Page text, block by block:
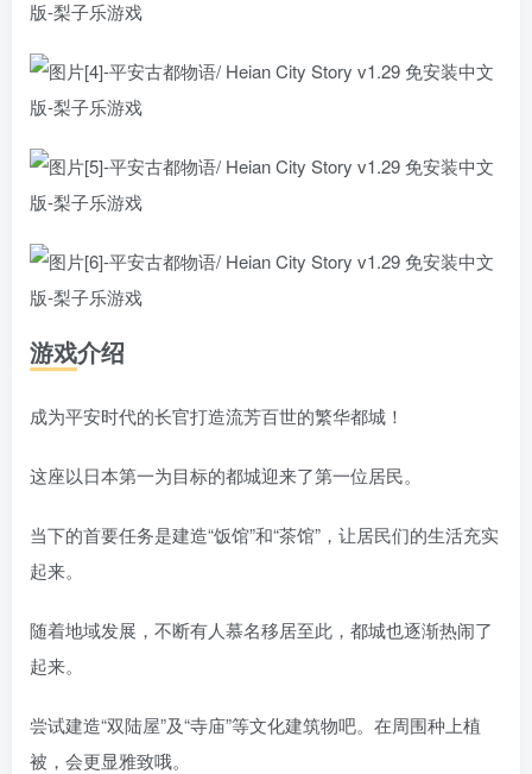
游戏介绍
成为平安时代的长官打造流芳百世的繁华都城！
这座以日本第一为目标的都城迎来了第一位居民。
当下的首要任务是建造“饭馆”和“茶馆”，让居民们的生活充实
起来。
随着地域发展，不断有人慕名移居至此，都城也逐渐热闹了
起来。
尝试建造“双陆屋”及“寺庙”等文化建筑物吧。在周围种上植
被，会更显雅致哦。